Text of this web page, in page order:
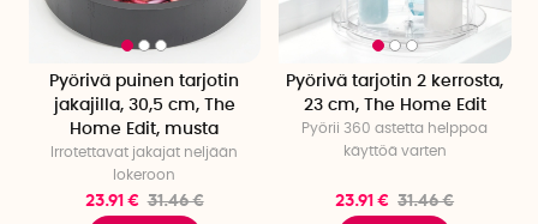
Pyörivä puinen tarjotin
jakajilla, 30,5 cm, The
Home Edit, musta
Irrotettavat jakajat neljään
lokeroon
23.91 € 31.46 €
Pyörivä tarjotin 2 kerrosta,
23 cm, The Home Edit
Pyörii 360 astetta helppoa
käyttöä varten
23.91 € 31.46 €